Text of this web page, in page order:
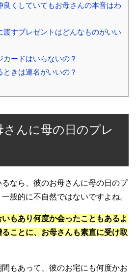
くしていてもお母さんの本音はわ
すプレゼントはどんなものがいい
ードはいらないの？
きは連名がいいの？
さんに母の日のプレ
なら、彼のお母さんに母の日のプ
般的に不自然ではないですよね。
もあり何度か会ったこともあるよ
ことに、お母さんも素直に受け取
もあって、彼のお宅にも何度かお